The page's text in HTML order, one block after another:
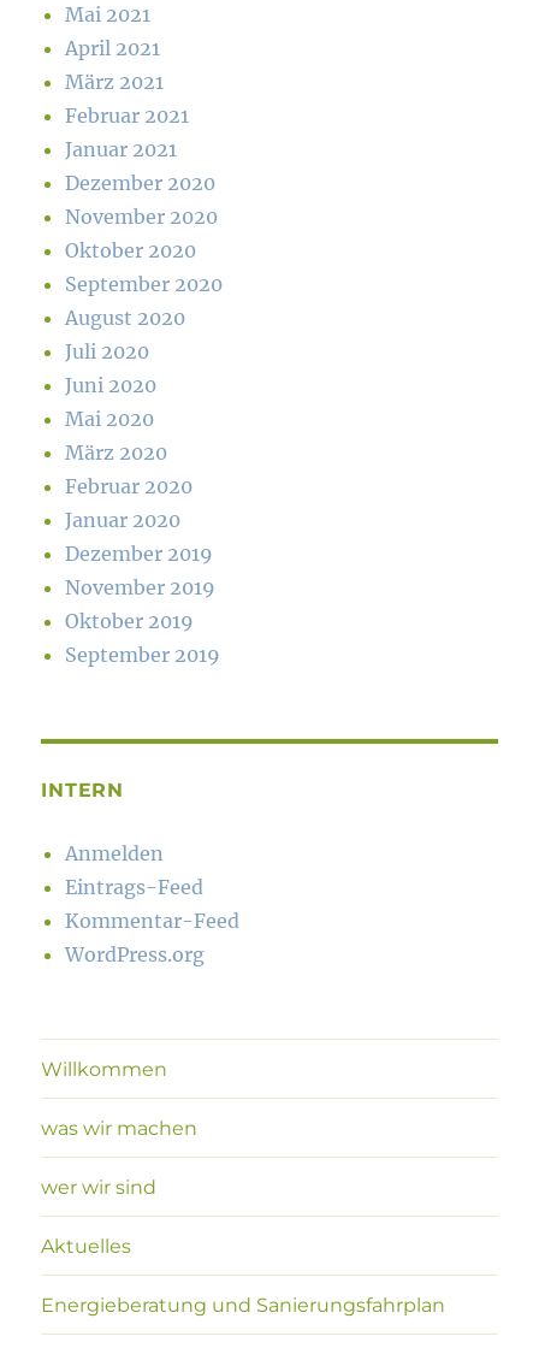
Mai 2021
April 2021
März 2021
Februar 2021
Januar 2021
Dezember 2020
November 2020
Oktober 2020
September 2020
August 2020
Juli 2020
Juni 2020
Mai 2020
März 2020
Februar 2020
Januar 2020
Dezember 2019
November 2019
Oktober 2019
September 2019
INTERN
Anmelden
Eintrags-Feed
Kommentar-Feed
WordPress.org
Willkommen
was wir machen
wer wir sind
Aktuelles
Energieberatung und Sanierungsfahrplan